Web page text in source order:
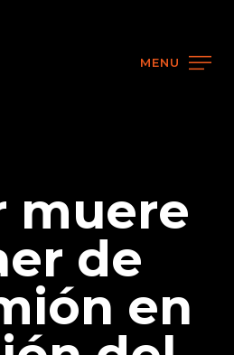
MENU
muere
de
en